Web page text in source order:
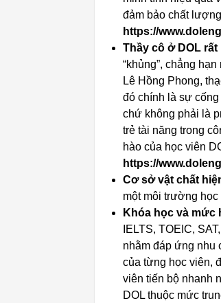
đảm bảo chất
https://
Thầy cô ở DOL rất
“khủng”, chẳng
Lê Hồng Phong,
đó chính là sự
chứ không phải là
trẻ tài năng trong
hào của học viên
https://
Cơ sở vật chất
một môi trường
Khóa học và mức
IELTS, TOEIC,
nhằm đáp ứng nhu
của từng học viên,
viên tiến bộ nhanh
DOL thuộc mức